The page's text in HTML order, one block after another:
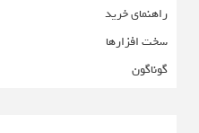
راهنمای خرید
سخت افزارها
گوناگون